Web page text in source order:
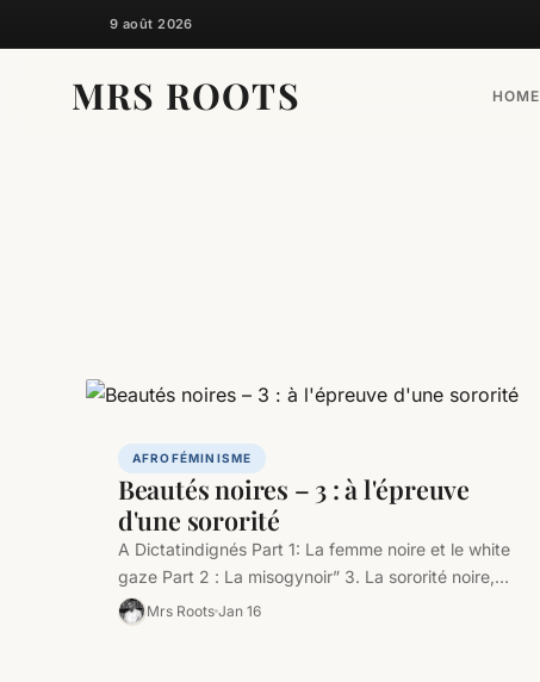
to
9 août 2026
MRS ROOTS HOME
AFROFÉMINISME
Beautés noires – 3 : à l'épreuve
d'une sororité
A Dictatindignés Part 1: La femme noire et le white
gaze Part 2 : La misogynoir” 3. La sororité noire,…
Mrs Roots Jan 16